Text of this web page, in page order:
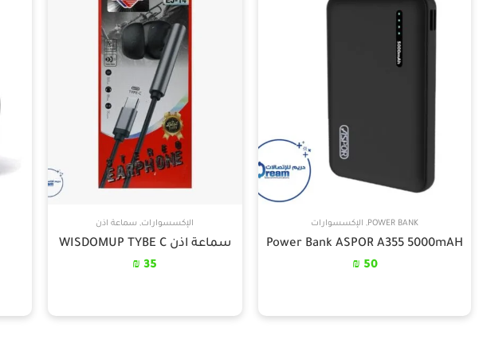
POWER BANK
, الإكسسوارات
Power Bank ASPOR A355 5000mAH
50
₪
الإكسسوارات, سماعة اذن
سماعة اذن WISDOMUP TYBE C
35
₪